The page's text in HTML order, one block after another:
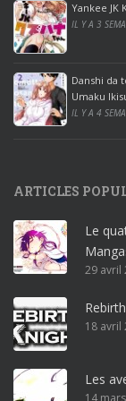
ff
i
c
e
2
0
1
r
o
ff
i
c
e
3
Yankee JK
IL Y A 3
Danshi da
Umaku
IL Y A 4
ARTICLES
Le
29 avril
18 avril
Les
14